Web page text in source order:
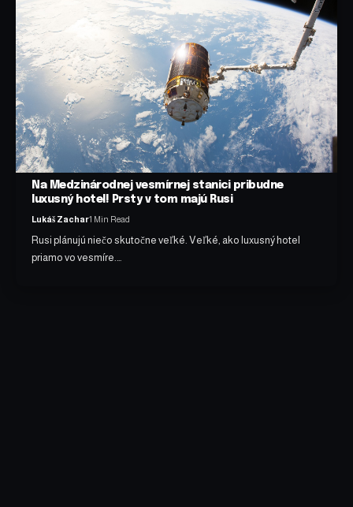
Na Medzinárodnej vesmírnej stanici pribudne
luxusný hotel! Prsty v tom majú Rusi
Lukáš Zachar1 Min Read
Rusi plánujú niečo skutočne veľké. Veľké, ako luxusný hotel
priamo vo vesmíre.…